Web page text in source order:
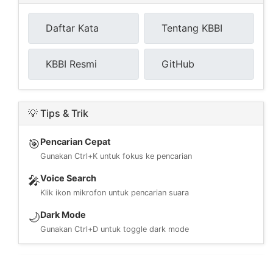
Daftar Kata Tentang KBBI
KBBI Resmi GitHub
💡 Tips & Trik
🎯Pencarian Cepat
Gunakan Ctrl+K untuk fokus ke pencarian
🎤Voice Search
Klik ikon mikrofon untuk pencarian suara
🌙Dark Mode
Gunakan Ctrl+D untuk toggle dark mode